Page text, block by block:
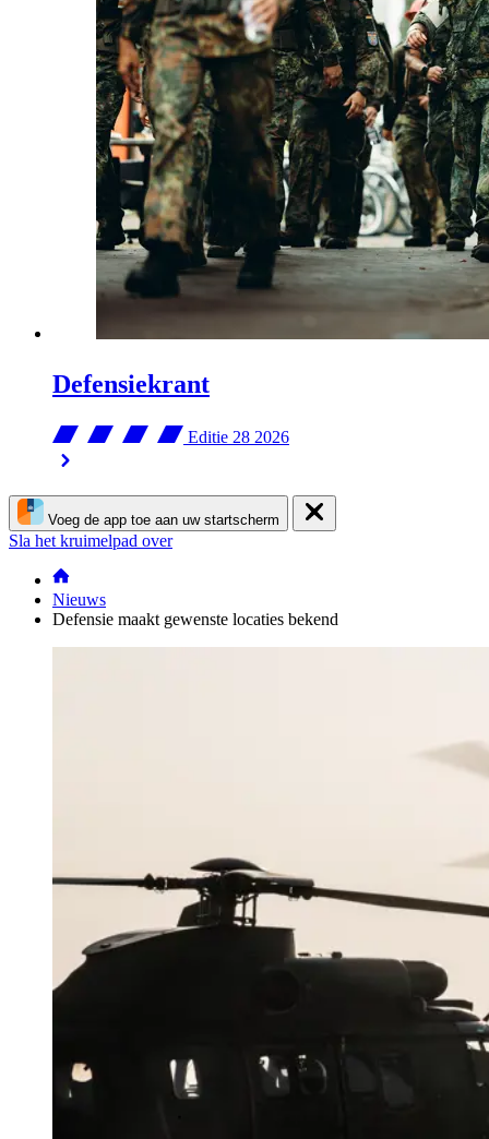
Defensiekrant
Editie 28 2026
Voeg de app toe aan uw startscherm
Sla het kruimelpad over
Nieuws
Defensie maakt gewenste locaties bekend